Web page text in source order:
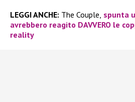
LEGGI ANCHE: The Couple, spunta
avrebbero reagito DAVVERO le
reality